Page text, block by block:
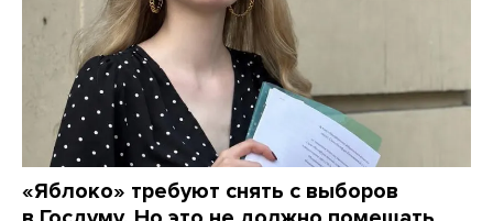
«Яблоко» требуют снять с выборов